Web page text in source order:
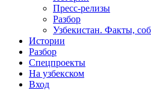
Пресс-релизы
Разбор
Узбекистан. Факты,
Истории
Разбор
Спецпроекты
На узбекском
Вход